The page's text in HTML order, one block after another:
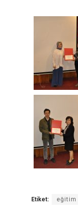
Etiket: eğitim